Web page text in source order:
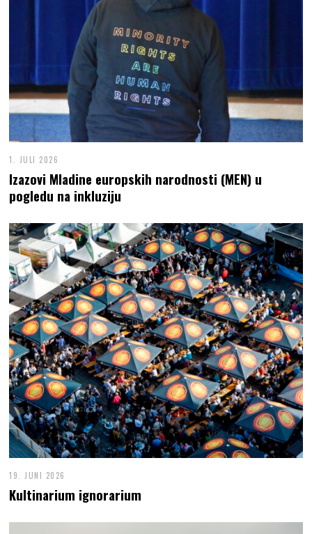
1. JULI 2026
Izazovi Mladine europskih narodnosti (MEN) u
pogledu na inkluziju
19. JUNI 2026
Kultinarium ignorarium